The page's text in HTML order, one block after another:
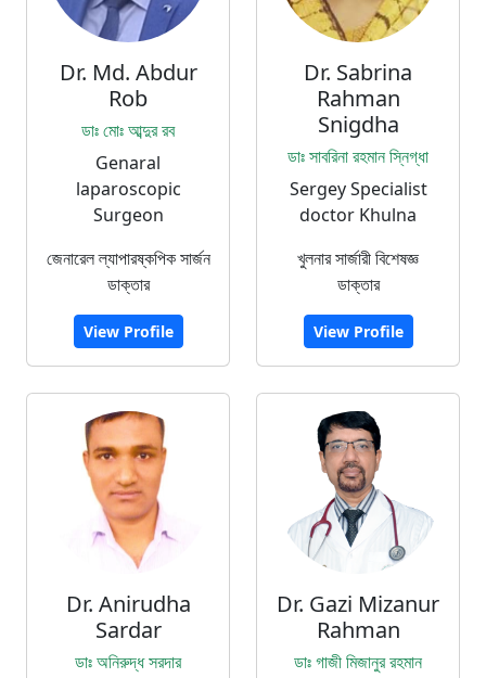
Dr. Md. Abdur
Rob
ডাঃ মোঃ আব্দুর রব
Genaral
laparoscopic
Surgeon
জেনারেল ল্যাপারষ্কপিক সার্জন
ডাক্তার
View Profile
Dr. Sabrina
Rahman
Snigdha
ডাঃ সাবরিনা রহমান স্নিগ্ধা
Sergey Specialist
doctor Khulna
খুলনার সার্জারী বিশেষজ্ঞ
ডাক্তার
View Profile
Dr. Anirudha
Sardar
ডাঃ অনিরুদ্ধ সরদার
Dr. Gazi Mizanur
Rahman
ডাঃ গাজী মিজানুর রহমান